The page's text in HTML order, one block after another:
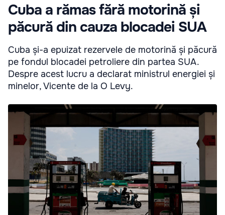
Cuba a rămas fără motorină și
păcură din cauza blocadei SUA
Cuba și-a epuizat rezervele de motorină și păcură
pe fondul blocadei petroliere din partea SUA.
Despre acest lucru a declarat ministrul energiei și
minelor, Vicente de la O Levy.